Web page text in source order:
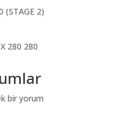
(STAGE 2)
280 280
bir yorum